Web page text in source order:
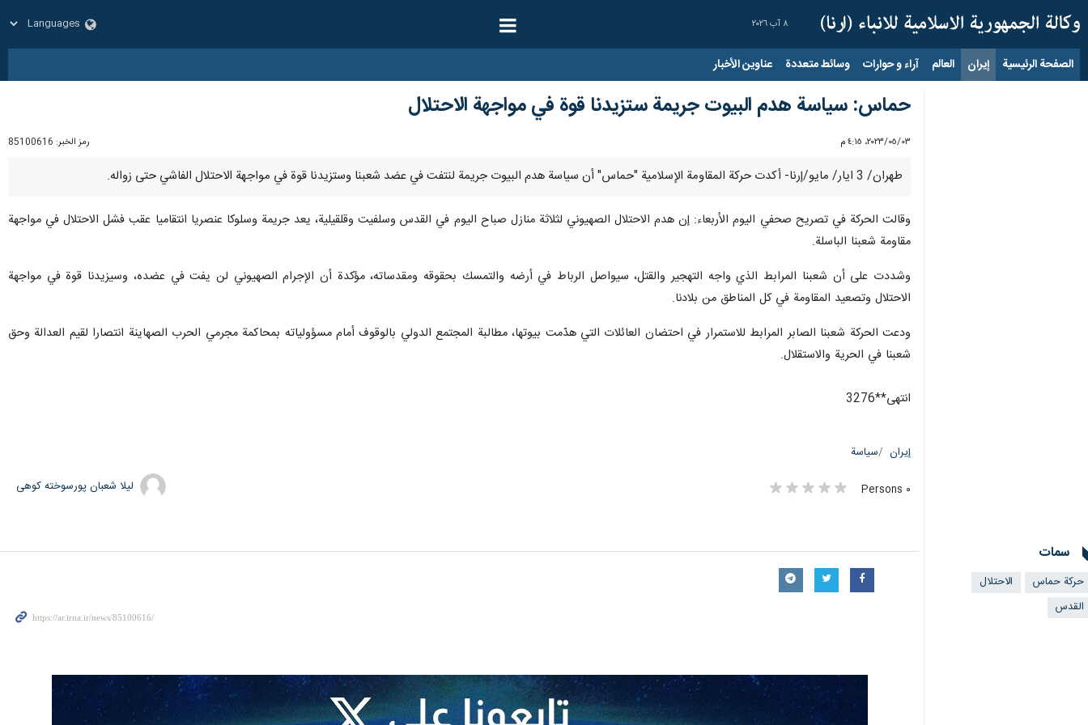
٨ آب ٢٠٢٦
الصفحة الرئيسية إيران العالم آراء و حوارات وسائط متعددة عناوين الأخبار
حماس: سياسة هدم البيوت جريمة ستزيدنا قوة في مواجهة الاحتلال
٠٣‏/٠٥‏/٢٠٢٣، ٤:١٥ م رمز الخبر: 85100616
طهران/ 3 ايار/ مايو/إرنا- أكدت حركة المقاومة الإسلامية "حماس" أن سياسة هدم البيوت جريمة لنتفت في عضد شعبنا وستزيدنا قوة في مواجهة الاحتلال الفاشي حتى زواله.
وقالت الحركة في تصريح صحفي الیوم الأربعاء: إن هدم الاحتلال الصهيوني لثلاثة منازل صباح اليوم في القدس وسلفيت وقلقيلية، يعد جريمة وسلوكا عنصريا انتقاميا عقب فشل الاحتلال في مواجهة
مقاومة شعبنا الباسلة.
وشددت على أن شعبنا المرابط الذي واجه التهجير والقتل، سيواصل الرباط في أرضه والتمسك بحقوقه ومقدساته، مؤكدة أن الإجرام الصهيوني لن يفت في عضده، وسيزيدنا قوة في مواجهة
الاحتلال وتصعيد المقاومة في كل المناطق من بلادنا.
ودعت الحركة شعبنا الصابر المرابط للاستمرار في احتضان العائلات التي هدّمت بيوتها، مطالبة المجتمع الدولي بالوقوف أمام مسؤولياته بمحاكمة مجرمي الحرب الصهاينة انتصارا لقيم العدالة وحق
شعبنا في الحرية والاستقلال.
انتهى**3276
إيران سياسة
٠ Persons لیلا شعبان پورسوخته کوهی
سمات
حركة حماس
الاحتلال
القدس